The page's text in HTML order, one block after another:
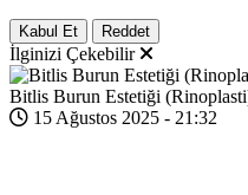
Kabul Et Reddet
İlginizi Çekebilir
Bitlis Burun Estetiği
15 Ağustos 2025 - 21:32